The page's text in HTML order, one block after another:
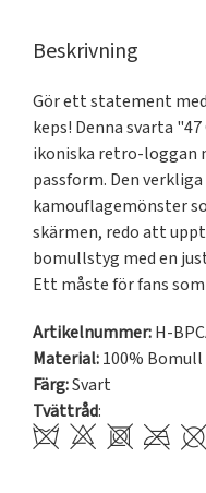
Beskrivning
Gör ett statement
keps! Denna svarta
ikoniska retro-loggan
passform. Den
kamouflagemönster
skärmen, redo att
bomullstyg med en
Ett måste för fans
Artikelnummer:H-
Material:100% Bomull
Färg:Svart
Tvättråd: